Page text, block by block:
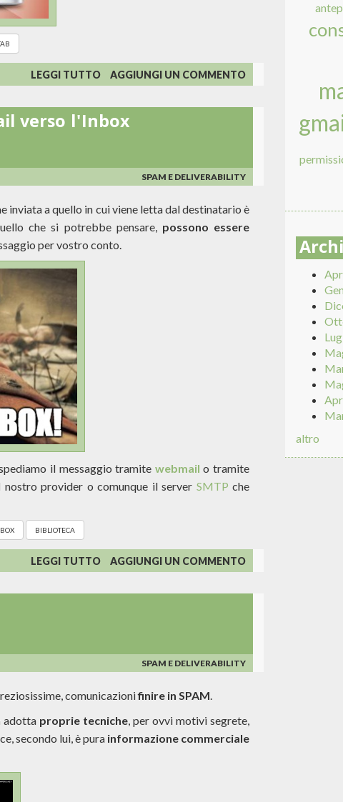
LEGGI TUTTO SU
IL
DEL
TAB
AGGIUNGI UN COMMENTO
verso l'Inbox
SPAM E DELIVERABILITY
inviata a quello in cui viene letta dal destinatario è
che si potrebbe pensare, possono essere
per vostro conto.
il messaggio tramite webmail o tramite
provider o comunque il server SMTP che
BIBLIOTECA
LEGGI TUTTO SU
LA
AGGIUNGI UN COMMENTO
SPAM E DELIVERABILITY
comunicazionifinire in SPAM.
adotta proprie tecniche, per ovvi motivi segrete,
secondo lui, è pura informazione commerciale
altro